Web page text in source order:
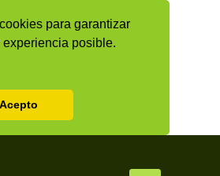
para garantizar
posible.
Acepto